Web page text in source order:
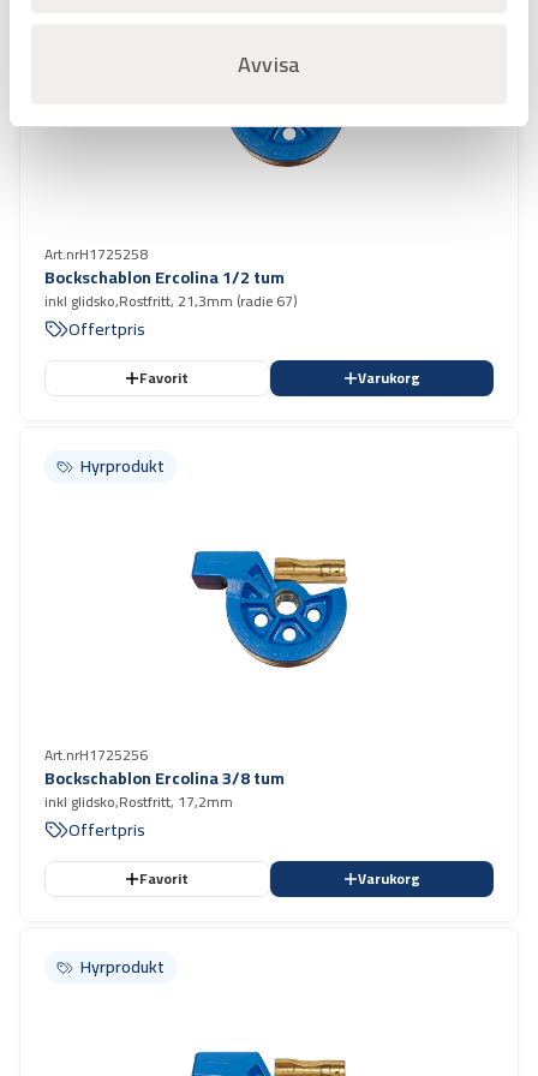
Avvisa
Art.nrH1725258
Bockschablon Ercolina 1/2 tum
inkl glidsko,Rostfritt, 21,3mm (radie 67)
Offertpris
Favorit Varukorg
Hyrprodukt
Hyrprodukt
Art.nrH1725256
Bockschablon Ercolina 3/8 tum
inkl glidsko,Rostfritt, 17,2mm
Offertpris
Favorit Varukorg
Hyrprodukt
Hyrprodukt